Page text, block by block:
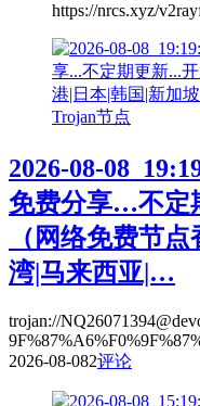
https://nrcs.xyz/
Trojan节点
2026-08-
免费分享…不定
（网络免费节
湾|马来西亚|…
trojan://
2026-08-082评论